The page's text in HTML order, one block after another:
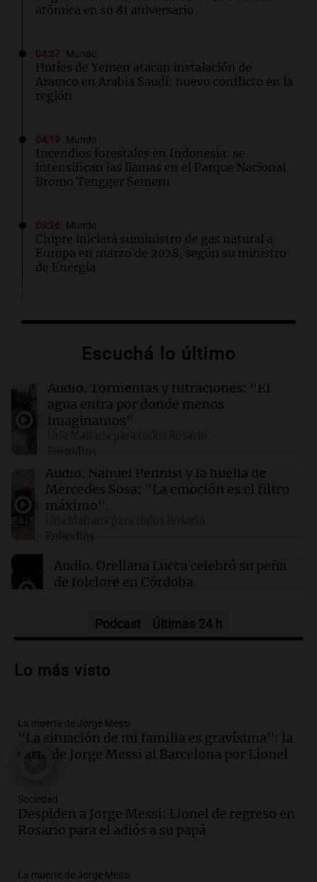
atómica en su 81 aniversario
04:37 Mundo
Hutíes de Yemen atacan instalación de
Aramco en Arabia Saudí: nuevo conflicto en la
región
04:19 Mundo
Incendios forestales en Indonesia: se
intensifican las llamas en el Parque Nacional
Bromo Tengger Semeru
03:26 Mundo
Chipre iniciará suministro de gas natural a
Europa en marzo de 2028, según su ministro
de Energía
Más de 1.300 vuelos cancelados en Shanghái
02:03 Tecnología
Airbnb acelera el lanzamiento de funciones
gracias a la inteligencia artificial en su
búsqueda
01:49 Mundo
El Pentágono solicita a la industria de defensa
un aumento en la producción de armas
01:31 Ciencia
Reducir alimentos dulces no disminuye
antojos ni mejora la salud, según estudio
Escuchá lo último
Audio. Tormentas y filtraciones: "El
agua entra por donde menos
imaginamos"
Episodios
Audio. Nahuel Pennisi y la huella de
Mercedes Sosa: "La emoción es el filtro
máximo".
Episodios
Audio. Orellana Lucca celebró su peña
de folclore en Córdoba
Audio.Trágico accidente en Mendoza:
vehículos desde un puente
Audio.Tragedia en Mendoza: un muerto
y cinco heridos tras caer dos autos desde
un puente
Episodios
Audio.Messi llegará esta noche a
Rosario para acompañar a su familia
Episodios
Podcast Últimas 24 h
Lo más visto
La muerte de Jorge Messi
"La situación de mi familia es gravísima": la
carta de Jorge Messi al Barcelona por Lionel
Sociedad
Despiden a Jorge Messi: Lionel de regreso en
Rosario para el adiós a su papá
La muerte de Jorge Messi